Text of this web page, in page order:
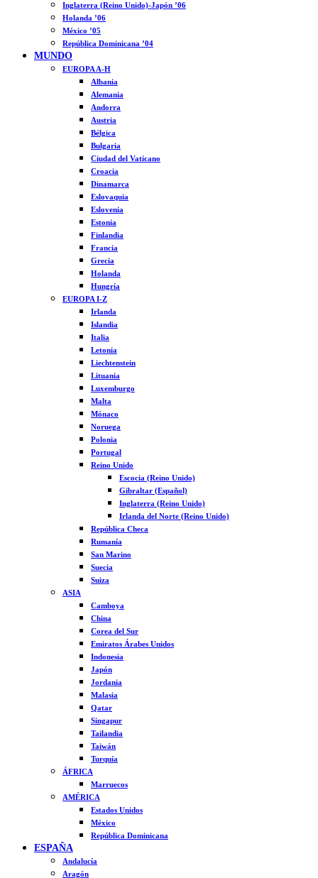
Inglaterra (Reino Unido)-Japón ’06
Holanda ’06
México ’05
República Dominicana ’04
MUNDO
EUROPA A-H
Albania
Alemania
Andorra
Austria
Bélgica
Bulgaria
Ciudad del Vaticano
Croacia
Dinamarca
Eslovaquia
Eslovenia
Estonia
Finlandia
Francia
Grecia
Holanda
Hungría
EUROPA I-Z
Irlanda
Islandia
Italia
Letonia
Liechtenstein
Lituania
Luxemburgo
Malta
Mónaco
Noruega
Polonia
Portugal
Reino Unido
Escocia (Reino Unido)
Gibraltar (Español)
Inglaterra (Reino Unido)
Irlanda del Norte (Reino Unido)
República Checa
Rumanía
San Marino
Suecia
Suiza
ASIA
Camboya
China
Corea del Sur
Emiratos Árabes Unidos
Indonesia
Japón
Jordania
Malasia
Qatar
Singapur
Tailandia
Taiwán
Turquía
ÁFRICA
Marruecos
AMÉRICA
Estados Unidos
México
República Dominicana
ESPAÑA
Andalucía
Aragón